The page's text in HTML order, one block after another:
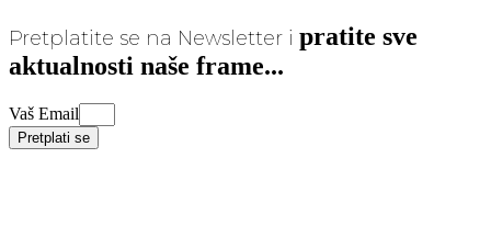
Pretplatite se na Newsletter i pratite sve
aktualnosti naše frame...
Vaš Email
Pretplati se